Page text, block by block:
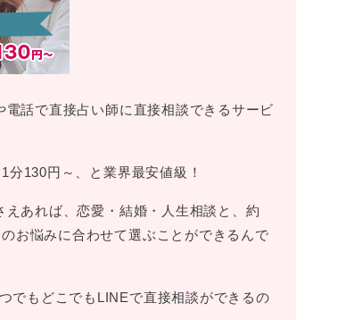
電話で直接占い師に直接相談できるサービ
130円～、と業界最安値級！
えあれば、恋愛・結婚・人生相談と、約
お悩みに合わせて選ぶことができるんで
でもどこでもLINEで直接相談ができるの